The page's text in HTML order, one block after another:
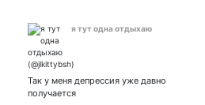
я тут одна отдыхаю
Так у меня депрессия уже давно
получается